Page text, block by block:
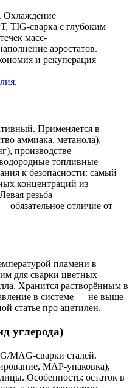
Охлаждение
TIG-сварка с глубоким
масс-
аэростатов.
и рекуперация
.
Применяется в
аммиака, метанола),
производстве
топливные
к безопасности: самый
концентраций из
резьба
отличие от
пламени в
для сварки цветных
Хранится растворённым в
в системе — не выше
статье про ацетилен.
углерода)
MAG-сварки сталей.
MAP-упаковка),
Особенность: остаток в